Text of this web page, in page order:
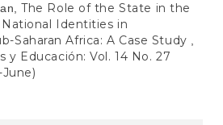
The Role of the State in the
Identities in
Saharan Africa: A Case Study ,
y Educación: Vol. 14 No. 27
June)